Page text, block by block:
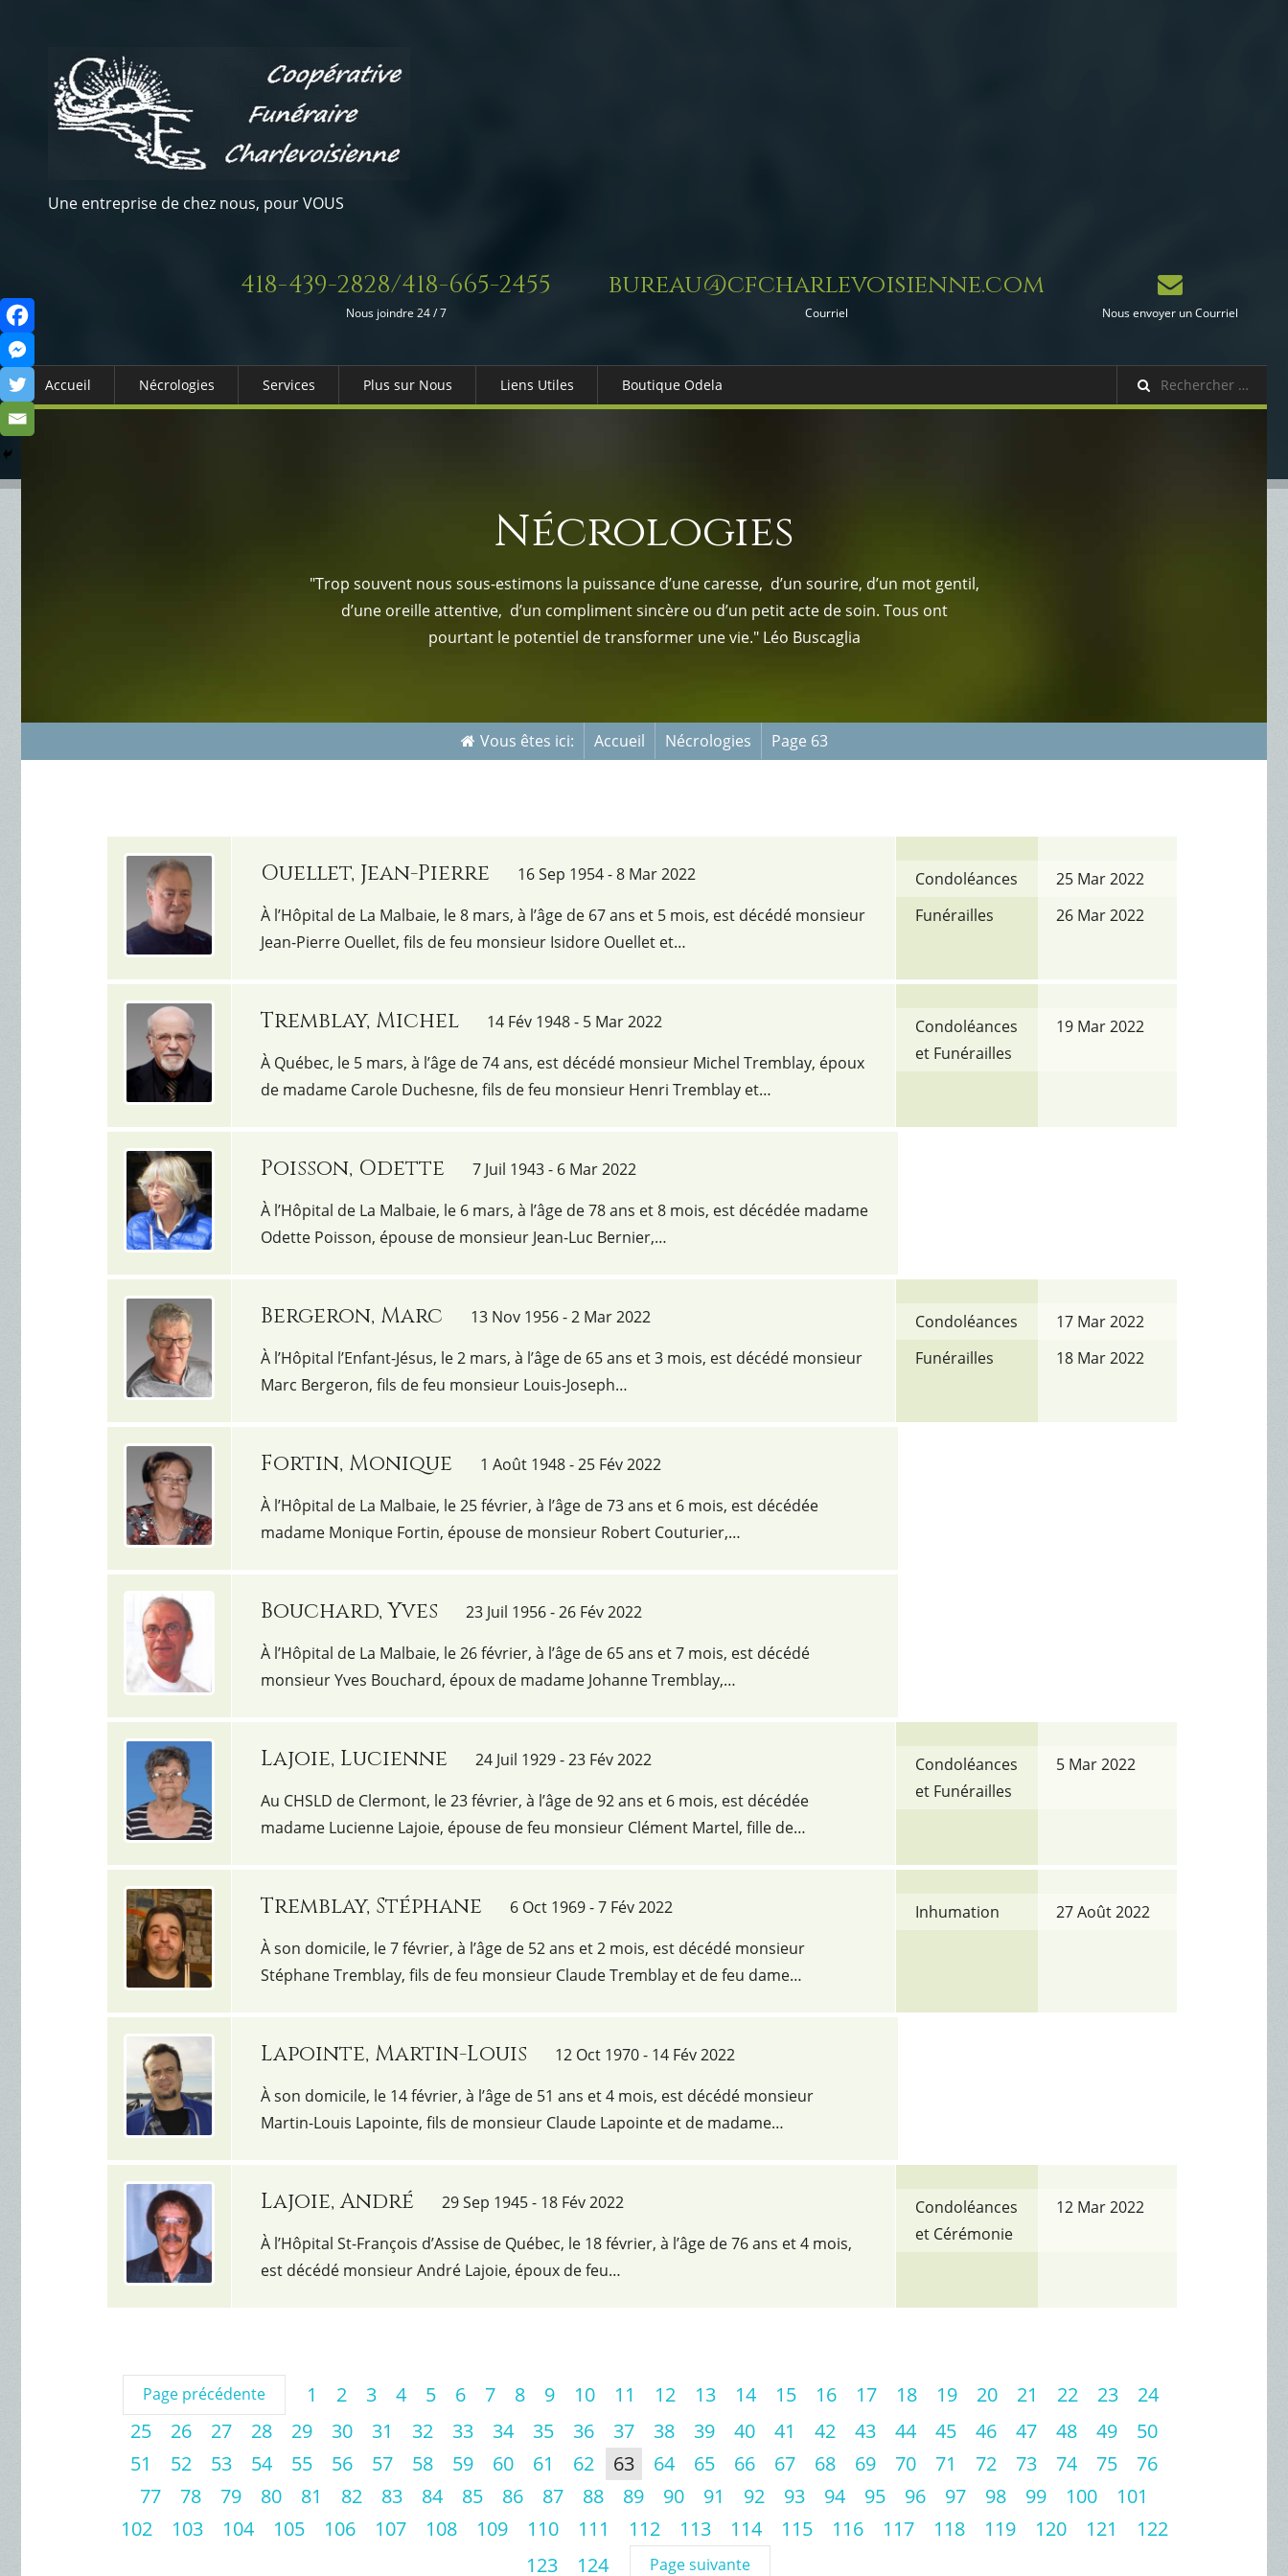
Une entreprise de chez nous, pour VOUS
418-439-2828/418-665-2455
Nous joindre 24 / 7
bureau@cfcharlevoisienne.com
Courriel Nous envoyer un Courriel
Accueil Nécrologies Services Plus sur Nous Liens Utiles
Fleuristes
Boutique Odela
Nécrologies
"Trop souvent nous sous-estimons la puissance d’une caresse, d’un sourire, d’un mot gentil,
d’une oreille attentive, d’un compliment sincère ou d’un petit acte de soin. Tous ont
pourtant le potentiel de transformer une vie." Léo Buscaglia
Vous êtes ici: Accueil Nécrologies Page 63
Ouellet, Jean-Pierre
16 Sep 1954 - 8 Mar 2022
À l’Hôpital de La Malbaie, le 8 mars, à l’âge de 67 ans et 5 mois, est décédé monsieur
Jean-Pierre Ouellet, fils de feu monsieur Isidore Ouellet et…
Condoléances
25 Mar 2022
Funérailles
26 Mar 2022
Tremblay, Michel
14 Fév 1948 - 5 Mar 2022
À Québec, le 5 mars, à l’âge de 74 ans, est décédé monsieur Michel Tremblay, époux
de madame Carole Duchesne, fils de feu monsieur Henri Tremblay et…
Condoléances
et Funérailles
19 Mar 2022
Poisson, Odette
7 Juil 1943 - 6 Mar 2022
À l’Hôpital de La Malbaie, le 6 mars, à l’âge de 78 ans et 8 mois, est décédée madame
Odette Poisson, épouse de monsieur Jean-Luc Bernier,…
Bergeron, Marc
13 Nov 1956 - 2 Mar 2022
À l’Hôpital l’Enfant-Jésus, le 2 mars, à l’âge de 65 ans et 3 mois, est décédé monsieur
Marc Bergeron, fils de feu monsieur Louis-Joseph…
Condoléances
17 Mar 2022
Funérailles
18 Mar 2022
Fortin, Monique
1 Août 1948 - 25 Fév 2022
À l’Hôpital de La Malbaie, le 25 février, à l’âge de 73 ans et 6 mois, est décédée
madame Monique Fortin, épouse de monsieur Robert Couturier,…
Bouchard, Yves
23 Juil 1956 - 26 Fév 2022
À l’Hôpital de La Malbaie, le 26 février, à l’âge de 65 ans et 7 mois, est décédé
monsieur Yves Bouchard, époux de madame Johanne Tremblay,…
Lajoie, Lucienne
24 Juil 1929 - 23 Fév 2022
Au CHSLD de Clermont, le 23 février, à l’âge de 92 ans et 6 mois, est décédée
madame Lucienne Lajoie, épouse de feu monsieur Clément Martel, fille de…
Condoléances
et Funérailles
5 Mar 2022
Tremblay, Stéphane
6 Oct 1969 - 7 Fév 2022
À son domicile, le 7 février, à l’âge de 52 ans et 2 mois, est décédé monsieur
Stéphane Tremblay, fils de feu monsieur Claude Tremblay et de feu dame…
Inhumation 27 Août 2022
Lapointe, Martin-Louis
12 Oct 1970 - 14 Fév 2022
À son domicile, le 14 février, à l’âge de 51 ans et 4 mois, est décédé monsieur
Martin-Louis Lapointe, fils de monsieur Claude Lapointe et de madame…
Lajoie, André
29 Sep 1945 - 18 Fév 2022
À l’Hôpital St-François d’Assise de Québec, le 18 février, à l’âge de 76 ans et 4 mois,
est décédé monsieur André Lajoie, époux de feu…
Condoléances
et Cérémonie
12 Mar 2022
Page précédente 1 2 3 4 5 6 7 8 9 10 11 12 13 14 15 16 17 18 19 20 21 22 23
24
25
26 27 28 29 30 31 32 33 34 35 36 37 38 39 40 41 42 43 44 45 46 47 48 49
50
51
52 53 54 55 56 57 58 59 60 61 62 63 64 65 66 67 68 69 70 71 72 73 74 75
76
77
78 79 80 81 82 83 84 85 86 87 88 89 90 91 92 93 94 95 96 97 98 99 100
101
102
103 104 105 106 107 108 109 110 111 112 113 114 115 116 117 118 119 120 121
122
123
124 Page suivante